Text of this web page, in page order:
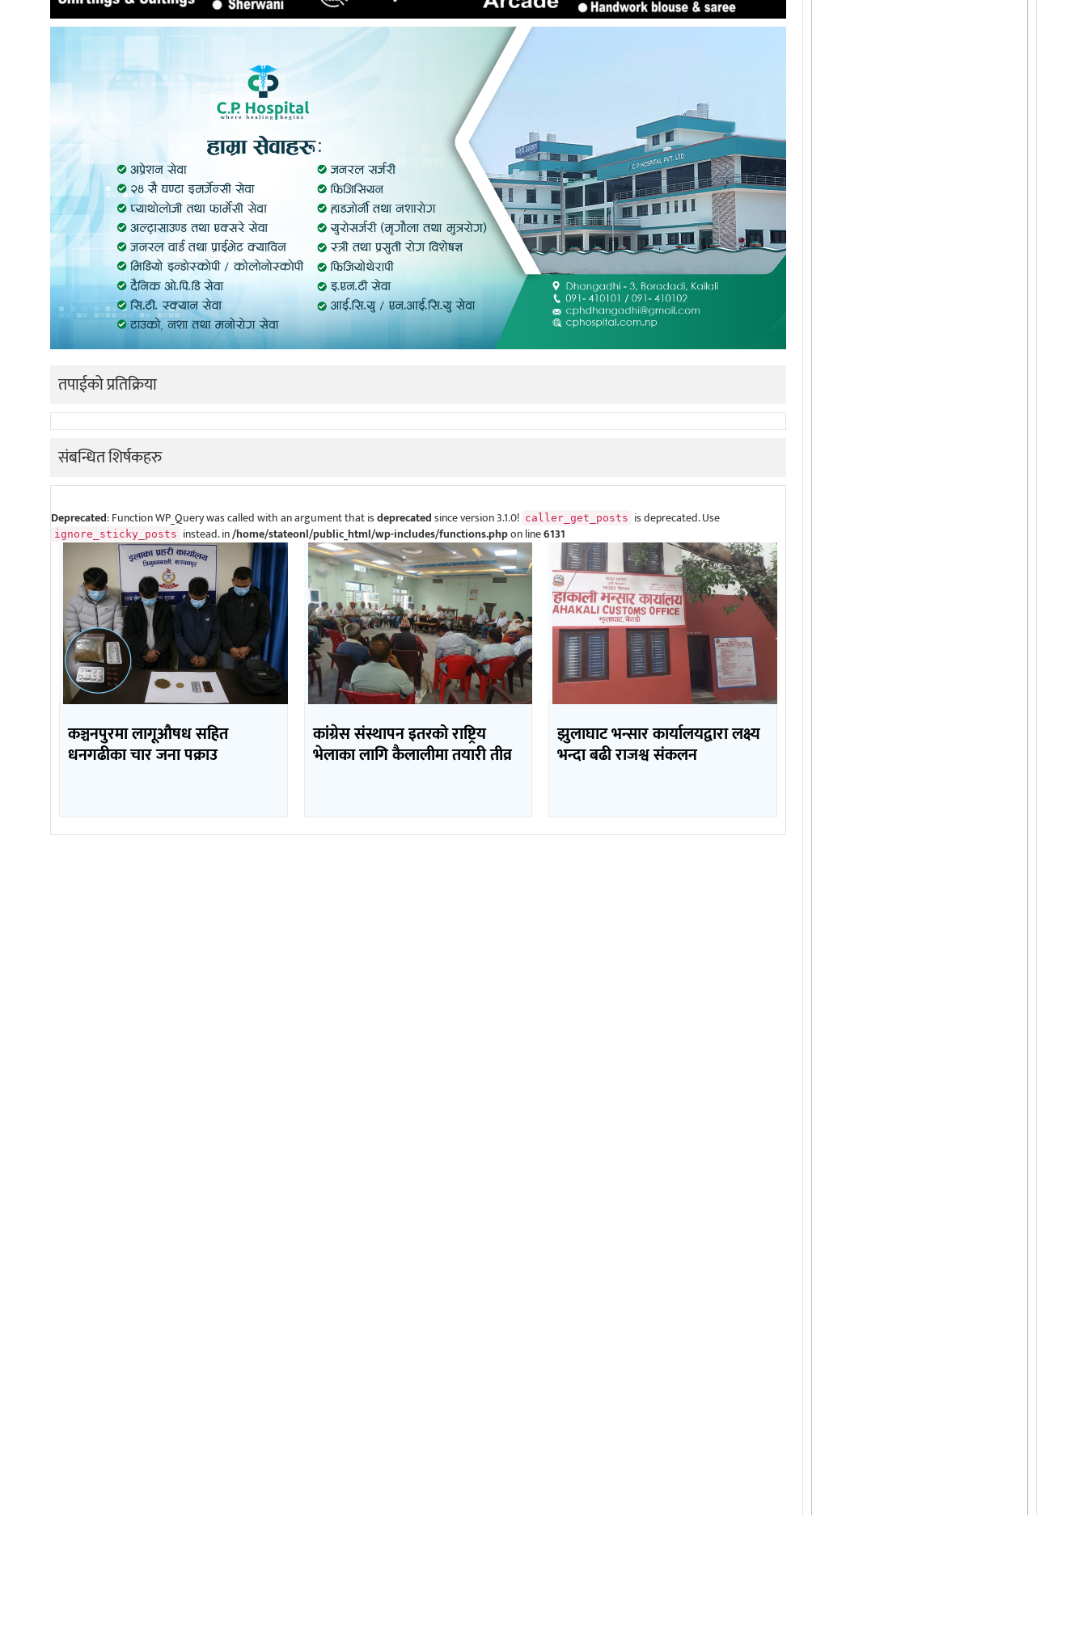
तपाईको प्रतिक्रिया
संबन्धित शिर्षकहरु
Deprecated: Function WP_Query was called with an argument that isdeprecatedsince version 3.1.0! caller_get_posts is deprecated. Use
ignore_sticky_posts instead. in/home/stateonl/public_html/wp-includes/functions.phpon line6131
कञ्चनपुरमा लागूऔषध सहित
धनगढीका चार जना पक्राउ
कांग्रेस संस्थापन इतरको राष्ट्रिय
भेलाका लागि कैलालीमा तयारी तीव्र
झुलाघाट भन्सार कार्यालयद्वारा लक्ष्य
भन्दा बढी राजश्व संकलन